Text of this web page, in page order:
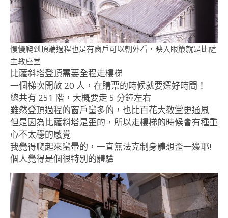
慢慢爬到頂端過程也是有窗戶可以朝外看，映入眼簾就是比薩
主教座堂
比薩斜塔登頂需要全程走樓梯
一個梯次開放 20 人，在購票的時候就要選好時間！
總共有 251 階，大概要走 5 分鐘左右
雖然登頂過程的窗戶蠻多的，也比百花大教堂更通風
但是因為比薩斜塔是歪的，所以走樓梯的時候會有種重
心不太穩的感覺
我覺得爬起來蠻暈的，一直無法克制身體想歪一邊耶!
個人覺得是個很特別的體驗